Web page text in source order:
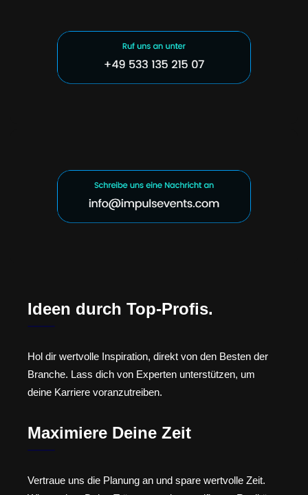
Ideen durch Top-Profis.
Hol dir wertvolle Inspiration, direkt von den Besten der
Branche. Lass dich von Experten unterstützen, um
deine Karriere voranzutreiben.
Maximiere Deine Zeit
Vertraue uns die Planung an und spare wertvolle Zeit.